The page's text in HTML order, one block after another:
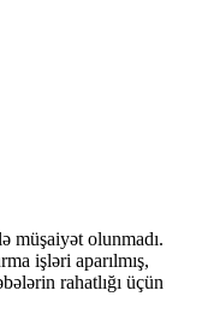
müşaiyət olunmadı.
işləri aparılmış,
rahatlığı üçün